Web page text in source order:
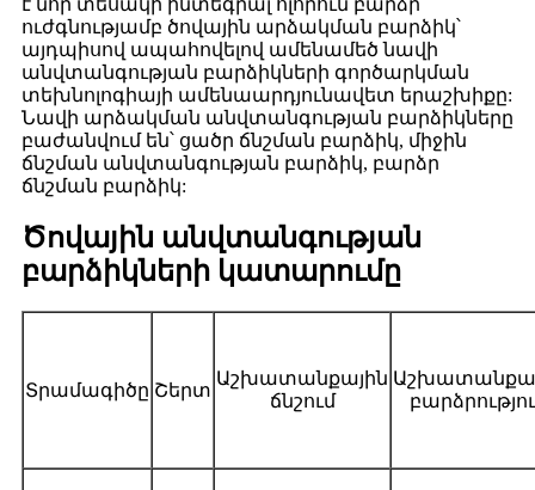
ուժգնությամբ ծովային արձակման բարձիկ՝
այդպիսով ապահովելով ամենամեծ նավի
անվտանգության բարձիկների գործարկման
տեխնոլոգիայի ամենաարդյունավետ երաշխիքը:
Նավի արձակման անվտանգության բարձիկները
բաժանվում են՝ ցածր ճնշման բարձիկ, միջին
ճնշման անվտանգության բարձիկ, բարձր
ճնշման բարձիկ:
Ծովային անվտանգության
բարձիկների կատարումը
Տրամագիծը Շերտ
Աշխատանքային
ճնշում